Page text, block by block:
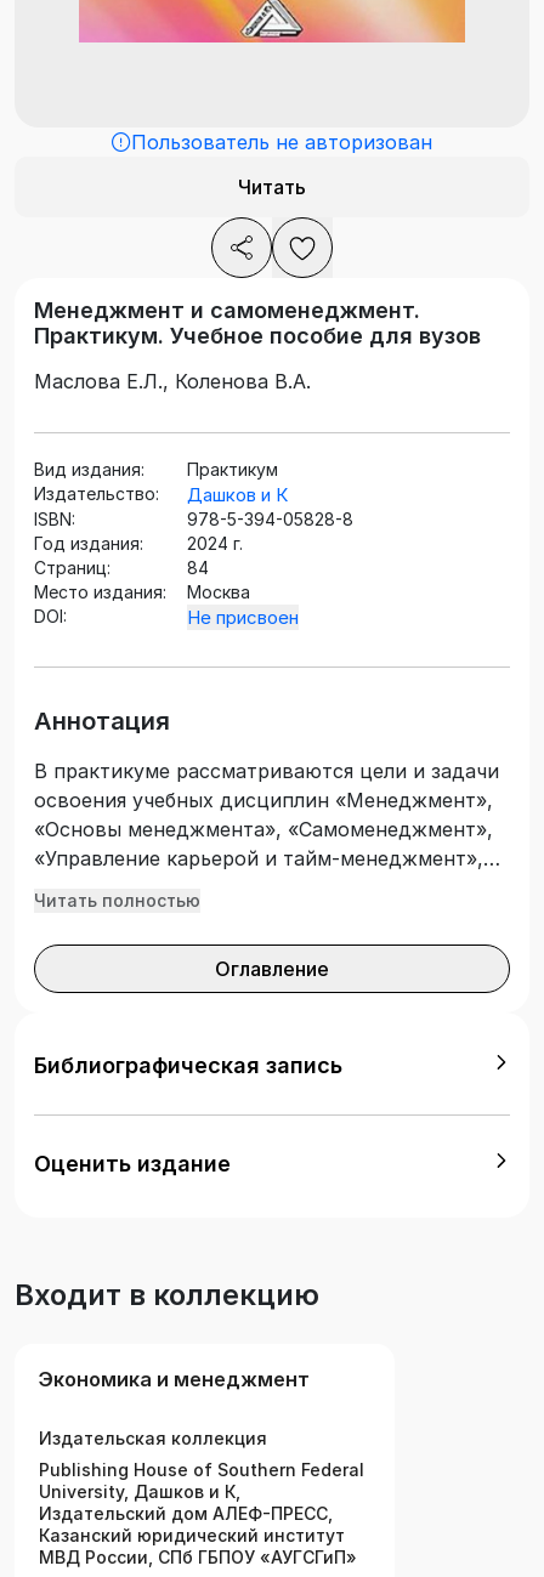
Пользователь не авторизован
Читать
Менеджмент и самоменеджмент.
Практикум. Учебное пособие для вузов
Маслова Е.Л., Коленова В.А.
Вид издания:
Практикум
Издательство:
Дашков и К
ISBN:
978-5-394-05828-8
Год издания:
2024 г.
Страниц:
84
Место издания:
Москва
DOI:
Не присвоен
Аннотация
В практикуме рассматриваются цели и задачи
освоения учебных дисциплин «Менеджмент»,
«Основы менеджмента», «Самоменеджмент»,
«Управление карьерой и тайм-менеджмент»,
цели и задачи практических занятий.
для современного менеджмента, предложены
тесты для определения лидерских качеств
студентов вузов, обучающихся по
«Государственное и муниципальное
управление», «Торговое дело», «Экономика»,
«Психология», «Таможенное дело», «Реклама и
Читать полностью
Оглавление
Библиографическая запись
Оценить издание
Входит в коллекцию
Экономика и менеджмент
Издательская коллекция
Publishing House of Southern Federal
University, Дашков и К,
Издательский дом АЛЕФ-ПРЕСС,
Казанский юридический институт
МВД России, СПб ГБПОУ «АУГСГиП»